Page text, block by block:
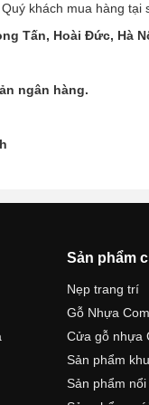
khách mua hàng tại
Tấn, Hoài Đức, Hà
ngân hàng.
Sản phẩm
Nẹp trang trí
Gỗ Nhựa
Cửa gỗ nhựa
Sản phẩm
Sản phẩm nổi